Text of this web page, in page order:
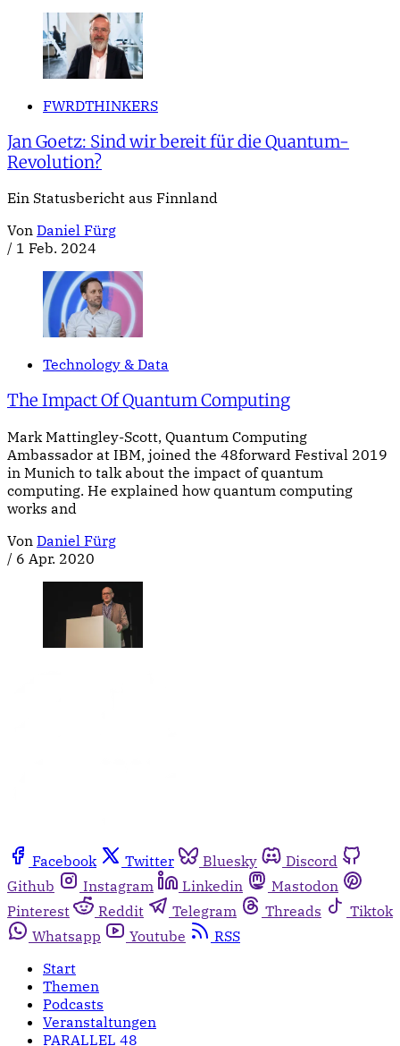
FWRDTHINKERS
Jan Goetz: Sind wir bereit für die Quantum-
Revolution?
Ein Statusbericht aus Finnland
Von Daniel Fürg
/ 1 Feb. 2024
Technology & Data
The Impact Of Quantum Computing
Mark Mattingley-Scott, Quantum Computing
Ambassador at IBM, joined the 48forward Festival 2019
in Munich to talk about the impact of quantum
computing. He explained how quantum computing
works and
Von Daniel Fürg
/ 6 Apr. 2020
Facebook Twitter Bluesky
Discord
Github
Instagram Linkedin
Mastodon
Pinterest
Reddit Telegram Threads
Tiktok
Whatsapp
Youtube
RSS
Start
Themen
Podcasts
Veranstaltungen
PARALLEL 48